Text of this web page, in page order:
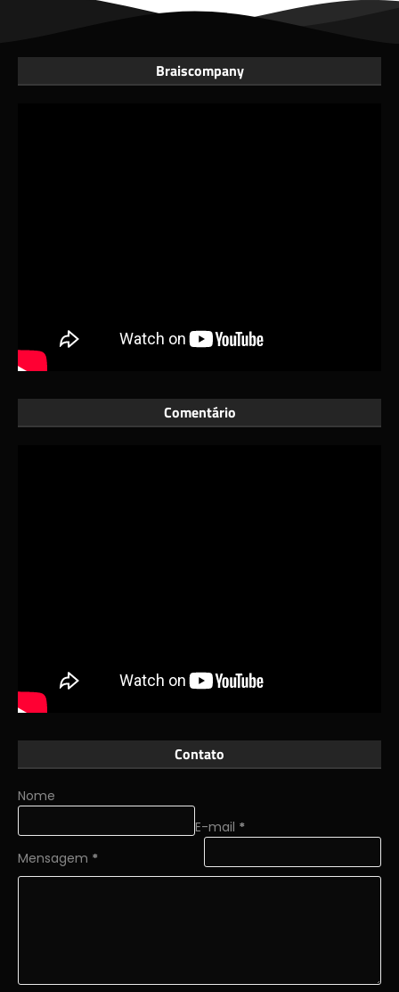
Braiscompany
Comentário
Contato
Nome
E-mail *
Mensagem *